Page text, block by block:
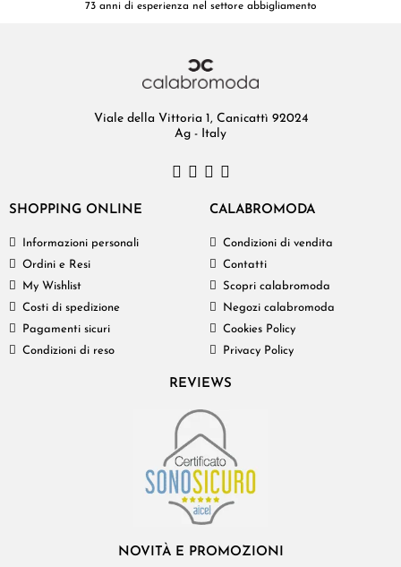
73 anni di esperienza nel settore abbigliamento
Viale della Vittoria 1, Canicattì 92024
Ag - Italy
SHOPPING ONLINE
Informazioni personali
Ordini e Resi
My Wishlist
Costi di spedizione
Pagamenti sicuri
Condizioni di reso
CALABROMODA
Condizioni di vendita
Contatti
Scopri calabromoda
Negozi calabromoda
Cookies Policy
Privacy Policy
REVIEWS
NOVITÀ E PROMOZIONI